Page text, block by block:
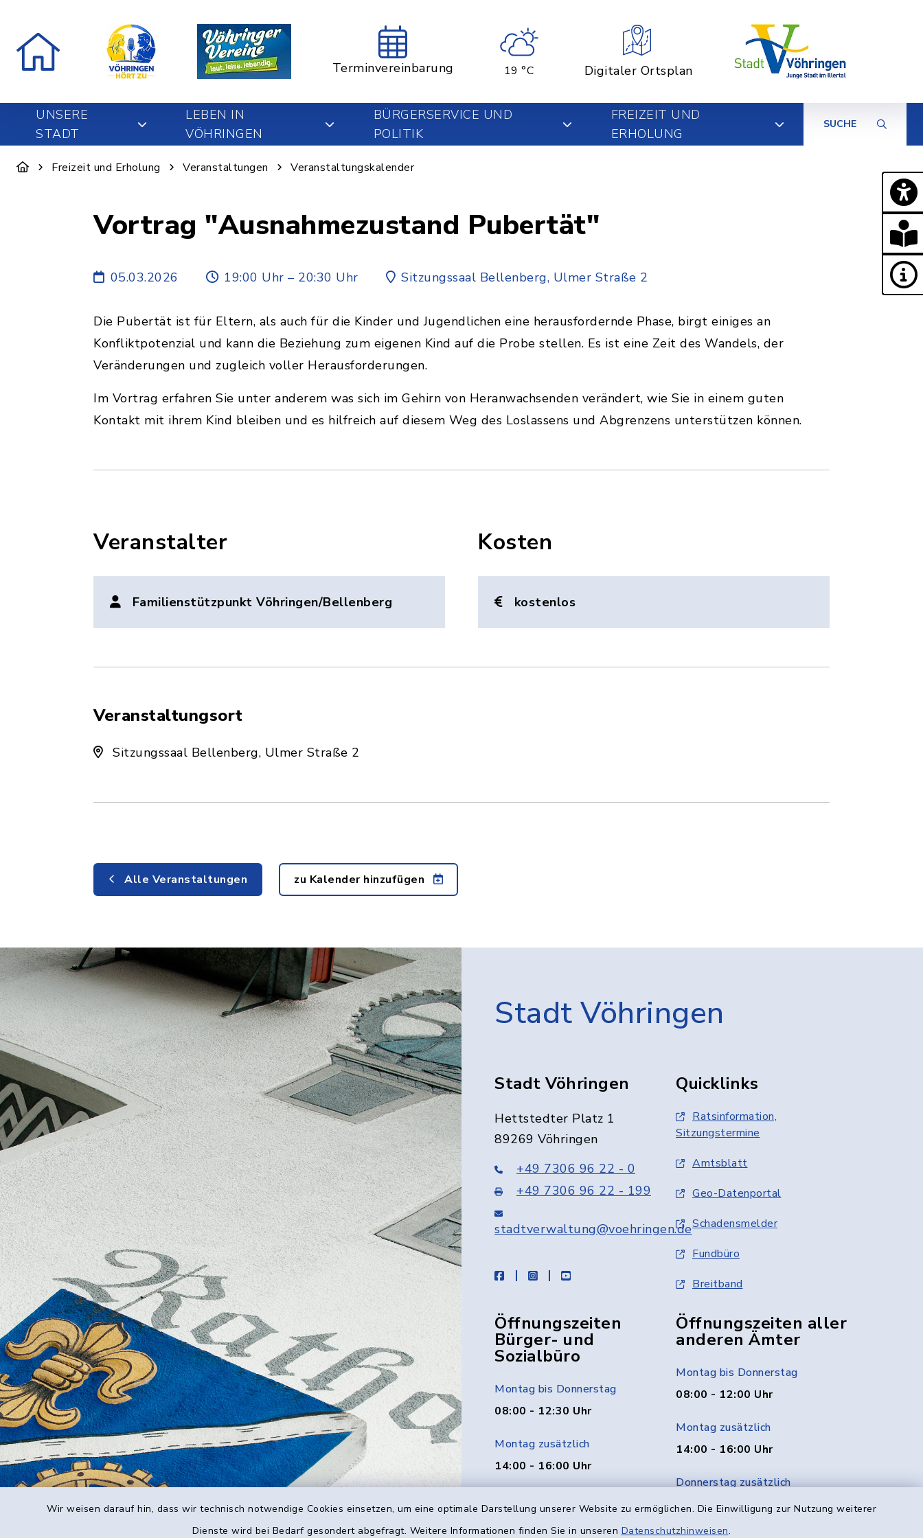
Wir weisen darauf hin, dass wir technisch notwendige Cookies einsetzen, um eine optimale Darstellung unserer Website zu ermöglichen. Die Einwilligung zur Nutzung weiterer
Dienste wird bei Bedarf gesondert abgefragt. Weitere Informationen finden Sie in unseren Datenschutzhinweisen.
Terminvereinbarung 19 °C Digitaler Ortsplan
UNSERE
STADT
LEBEN IN
VÖHRINGEN
BÜRGERSERVICE UND
POLITIK
FREIZEIT UND
ERHOLUNG
SUCHE
Freizeit und Erholung Veranstaltungen Veranstaltungskalender
Vortrag "Ausnahmezustand Pubertät"
05.03.2026 19:00 Uhr – 20:30 Uhr Sitzungssaal Bellenberg, Ulmer Straße 2
Die Pubertät ist für Eltern, als auch für die Kinder und Jugendlichen eine herausfordernde Phase, birgt einiges an
Konfliktpotenzial und kann die Beziehung zum eigenen Kind auf die Probe stellen. Es ist eine Zeit des Wandels, der
Veränderungen und zugleich voller Herausforderungen.
Im Vortrag erfahren Sie unter anderem was sich im Gehirn von Heranwachsenden verändert, wie Sie in einem guten
Kontakt mit ihrem Kind bleiben und es hilfreich auf diesem Weg des Loslassens und Abgrenzens unterstützen können.
Veranstalter
Familienstützpunkt Vöhringen/Bellenberg
Kosten
kostenlos
Veranstaltungsort
Sitzungssaal Bellenberg, Ulmer Straße 2
Alle Veranstaltungen zu Kalender hinzufügen
Stadt Vöhringen
Stadt Vöhringen
Hettstedter Platz 1
89269 Vöhringen
+49 7306 96 22 - 0
+49 7306 96 22 - 199
stadtverwaltung@voehringen.de
facebookinstagramyoutube
Quicklinks
Ratsinformation,
Sitzungstermine
Amtsblatt
Geo-Datenportal
Schadensmelder
Fundbüro
Breitband
Öffnungszeiten
Bürger- und
Sozialbüro
Montag bis Donnerstag
08:00 - 12:30 Uhr
Montag zusätzlich
14:00 - 16:00 Uhr
Öffnungszeiten aller
anderen Ämter
Montag bis Donnerstag
08:00 - 12:00 Uhr
Montag zusätzlich
14:00 - 16:00 Uhr
Donnerstag zusätzlich
14:00 - 18:00 Uhr